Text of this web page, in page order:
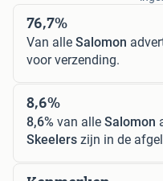
76,7%
Van alle Salomon
voor verzending.
8,6%
8,6% van alle Salomon
Skeelers zijn in de